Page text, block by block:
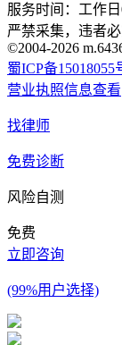
服务时间：工作日
严禁采集，违者
©2004-2026
蜀ICP备15018055
营业执照信息查看
找律师
免费诊断
风险自测
免费
立即咨询
(99%用户选择)